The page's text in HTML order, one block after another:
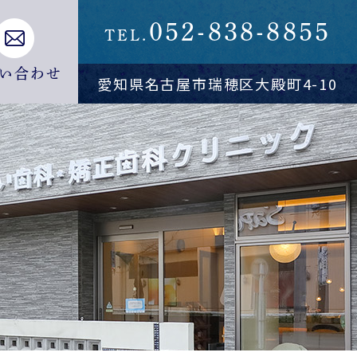
合わせ
TEL. 052-838-8855
愛知県名古屋市瑞穂区大殿町4-10